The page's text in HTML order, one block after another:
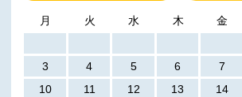
月 火 水 木 金
3
4 5 6 7
10
11 12 13 14